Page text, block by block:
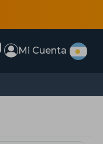
Mi Cuenta